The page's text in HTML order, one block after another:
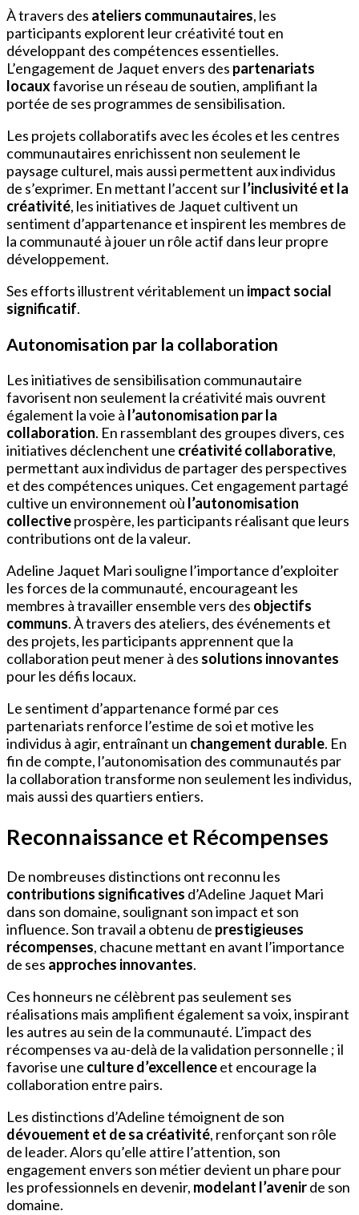
À travers des ateliers communautaires, les
participants explorent leur créativité tout en
développant des compétences essentielles.
L’engagement de Jaquet envers des partenariats
locauxfavorise un réseau de soutien, amplifiant la
portée de ses programmes de sensibilisation.
Les projets collaboratifs avec les écoles et les centres
communautaires enrichissent non seulement le
paysage culturel, mais aussi permettent aux individus
de s’exprimer. En mettant l’accent surl’inclusivité et la
créativité, les initiatives de Jaquet cultivent un
sentiment d’appartenance et inspirent les membres de
la communauté à jouer un rôle actif dans leur propre
développement.
Ses efforts illustrent véritablement un impact social
significatif.
Autonomisation par la collaboration
Les initiatives de sensibilisation communautaire
favorisent non seulement la créativité mais ouvrent
également la voie à l’autonomisation par la
collaboration. En rassemblant des groupes divers, ces
initiatives déclenchent une créativité collaborative,
permettant aux individus de partager des perspectives
et des compétences uniques. Cet engagement partagé
cultive un environnement où l’autonomisation
collectiveprospère, les participants réalisant que leurs
contributions ont de la valeur.
Adeline Jaquet Mari souligne l’importance d’exploiter
les forces de la communauté, encourageant les
membres à travailler ensemble vers des objectifs
communs. À travers des ateliers, des événements et
des projets, les participants apprennent que la
collaboration peut mener à des solutions innovantes
pour les défis locaux.
Le sentiment d’appartenance formé par ces
partenariats renforce l’estime de soi et motive les
individus à agir, entraînant un changement durable. En
fin de compte, l’autonomisation des communautés par
la collaboration transforme non seulement les individus,
mais aussi des quartiers entiers.
Reconnaissance et Récompenses
De nombreuses distinctions ont reconnu les
contributions significatives d’Adeline Jaquet Mari
dans son domaine, soulignant son impact et son
influence. Son travail a obtenu de prestigieuses
récompenses, chacune mettant en avant l’importance
de ses approches innovantes.
Ces honneurs ne célèbrent pas seulement ses
réalisations mais amplifient également sa voix, inspirant
les autres au sein de la communauté. L’impact des
récompenses va au-delà de la validation personnelle ; il
favorise une culture d’excellenceet encourage la
collaboration entre pairs.
Les distinctions d’Adeline témoignent de son
dévouement et de sa créativité, renforçant son rôle
de leader. Alors qu’elle attire l’attention, son
engagement envers son métier devient un phare pour
les professionnels en devenir, modelant l’avenirde son
domaine.